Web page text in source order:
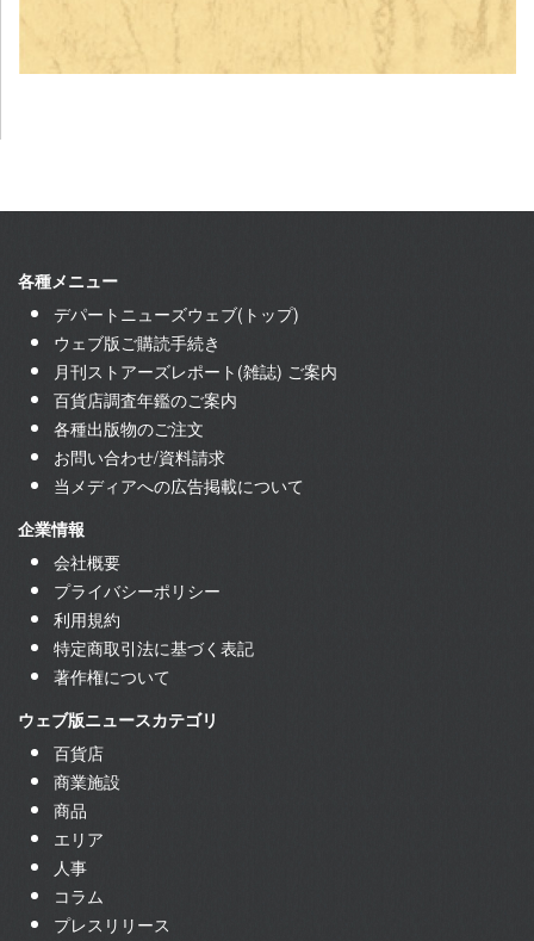
各種メニュー
デパートニューズウェブ(トップ)
ウェブ版ご購読手続き
月刊ストアーズレポート(雑誌) ご案内
百貨店調査年鑑のご案内
各種出版物のご注文
お問い合わせ/資料請求
当メディアへの広告掲載について
企業情報
会社概要
プライバシーポリシー
利用規約
特定商取引法に基づく表記
著作権について
ウェブ版ニュースカテゴリ
百貨店
商業施設
商品
エリア
人事
コラム
プレスリリース